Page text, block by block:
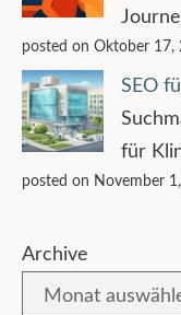
posted on Oktober 17,
SEO
für
posted on November
Archive